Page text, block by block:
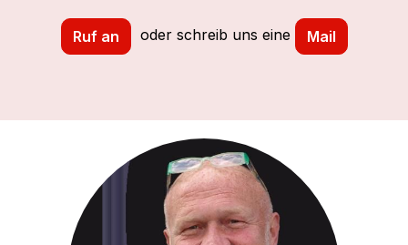
Ruf an oder schreib uns eine Mail